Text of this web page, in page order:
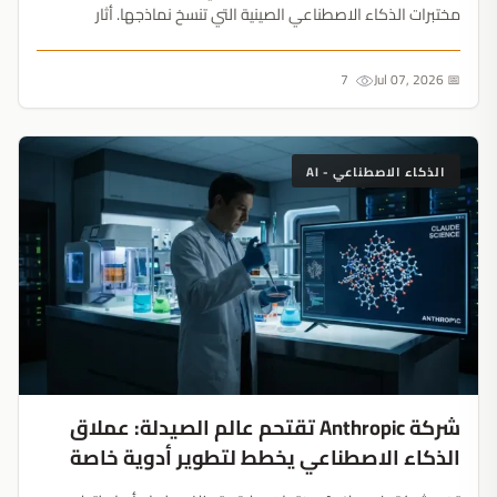
مختبرات الذكاء الاصطناعي الصينية التي تنسخ نماذجها. أثار
الشركة التي تدعي حماية الخصوصية....📅 Jul 07, 2026
الذكاء الاصطناعي - AI
شركة Anthropic تقتحم عالم الصيدلة: عملاق
الذكاء الاصطناعي يخطط لتطوير أدوية خاصة